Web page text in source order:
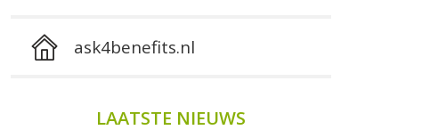
ask4benefits.nl
LAATSTE NIEUWS